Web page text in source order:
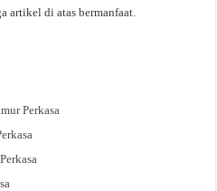
artikel di atas bermanfaat.
Perkasa